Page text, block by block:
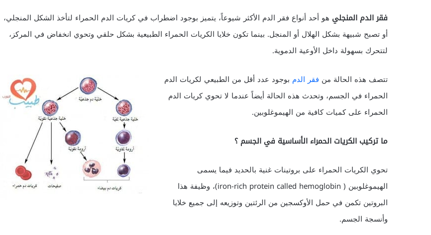
فقر الدم المنجلي هو أحد أنواع فقر الدم الأكثر شيوعاً، يتميز بوجود اضطراب في كريات الدم الحمراء لتأخذ الشكل المنجلي،
أو تصبح شبيهة بشكل الهلال أو المنجل. بينما تكون خلايا الكريات الحمراء الطبيعية بشكل حلقي وتحوي انخفاض في المركز،
لتتحرك بسهولة داخل الأوعية الدموية.
تتصف هذه الحالة من فقر الدم بوجود عدد أقل من الطبيعي لكريات الدم
الحمراء في الجسم، وتحدث هذه الحالة أيضاً عندما لا تحوي كريات الدم
الحمراء على كميات كافية من الهيموغلوبين.
ما تركيب الكريات الحمراء الأساسية في الجسم ؟
تحوي الكريات الحمراء على بروتينات غنية بالحديد فيما يسمى
الهيموغلوبين ( iron-rich protein called hemoglobin)، وظيفة هذا
البروتين تكمن في حمل الأوكسجين من الرئتين وتوزيعه إلى جميع خلايا
وأنسجة الجسم.